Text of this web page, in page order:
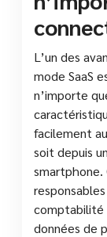
L’un des
mode SaaS
n’importe
facilement
soit depuis
comptabilité
données de